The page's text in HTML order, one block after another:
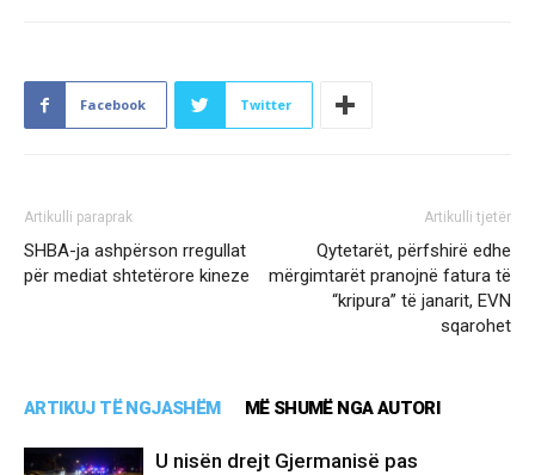
Facebook Twitter
Artikulli paraprak
SHBA-ja ashpërson rregullat
për mediat shtetërore kineze
Artikulli tjetër
Qytetarët, përfshirë edhe
mërgimtarët pranojnë fatura të
“kripura” të janarit, EVN
sqarohet
ARTIKUJ TË NGJASHËM MË SHUMË NGA AUTORI
U nisën drejt Gjermanisë pas